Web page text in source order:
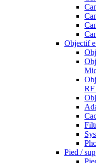
Objectif
RF
Pied /